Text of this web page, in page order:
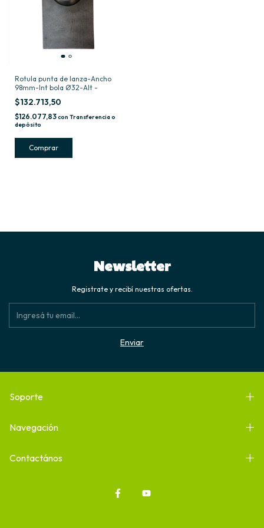
Rotula punta de lanza-Ancho
98mm-Int bola Ø32-Alt -
$132.713,50
$126.077,83con Transferencia o
depósito
Newsletter
Registrate y recibí nuestras ofertas.
Soporte
Navegación
Contactános